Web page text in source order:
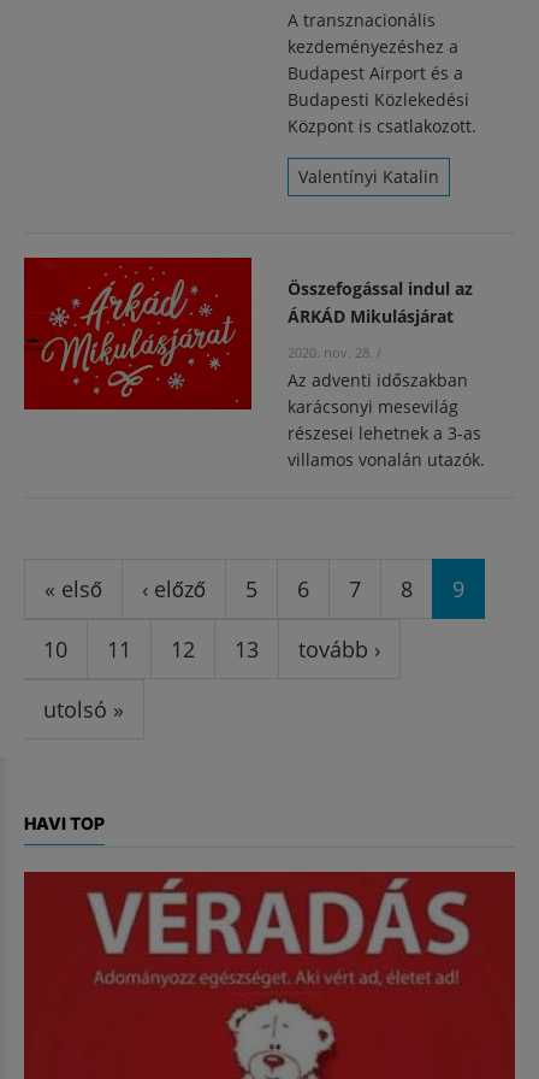
A transznacionális
kezdeményezéshez a
Budapest Airport és a
Budapesti Közlekedési
Központ is csatlakozott.
Valentínyi Katalin
Összefogással indul az
ÁRKÁD Mikulásjárat
2020. nov. 28. /
Az adventi időszakban
karácsonyi mesevilág
részesei lehetnek a 3-as
villamos vonalán utazók.
« első ‹ előző 5 6 7 8 9
10 11 12 13 tovább ›
utolsó »
HAVI TOP